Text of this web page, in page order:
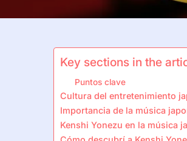
Key sections in the
Puntos clave
Cultura del entretenimiento
Importancia de la música
Kenshi Yonezu en la música